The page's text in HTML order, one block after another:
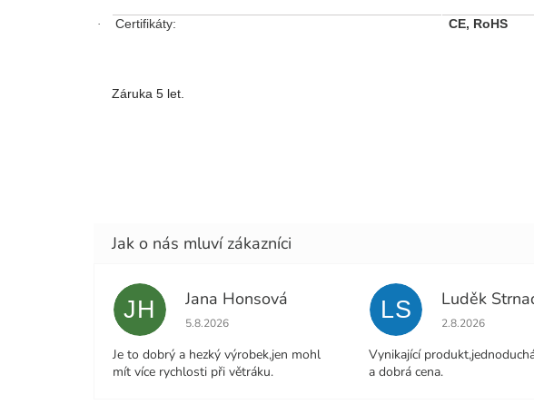
· Certifikáty: CE, RoHS
Záruka 5 let.
JH Jana Honsová
Hodnocení obchodu je 5 z 5 hvězdiček.
5.8.2026
Je to dobrý a hezký výrobek,jen mohl
mít více rychlosti při větráku.
LS Luděk
Hodnocení
2.8.2026
Vynikající
a dobrá cena.